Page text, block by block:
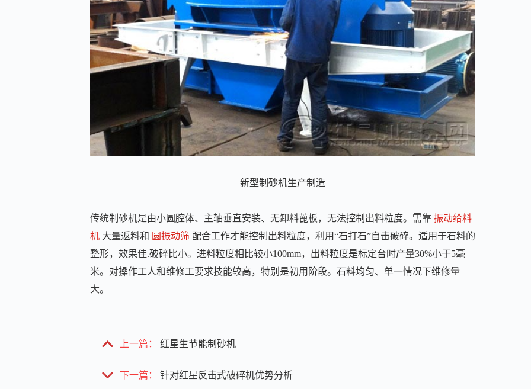
新型制砂机生产制造
传统制砂机是由小圆腔体、主轴垂直安装、无卸料蓖板，无法控制出料粒度。需靠 振动给料
机 大量返料和 圆振动筛 配合工作才能控制出料粒度，利用“石打石”自击破碎。适用于石料的
整形，效果佳.破碎比小。进料粒度相比较小100mm，出料粒度是标定台时产量30%小于5毫
米。对操作工人和维修工要求技能较高，特别是初用阶段。石料均匀、单一情况下维修量
大。
上一篇： 红星生节能制砂机
下一篇： 针对红星反击式破碎机优势分析